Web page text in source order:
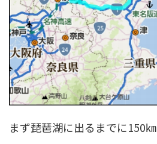
まず琵琶湖に出るまでに150